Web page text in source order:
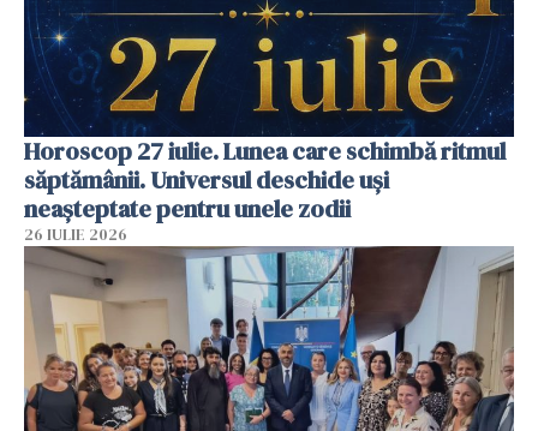
Horoscop 27 iulie. Lunea care schimbă ritmul
săptămânii. Universul deschide uși
neașteptate pentru unele zodii
26 IULIE 2026